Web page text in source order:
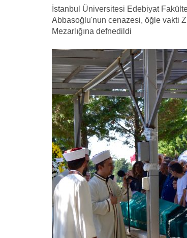
İstanbul Üniversitesi Edebiyat
Abbasoğlu'nun cenazesi, öğle vakti
Mezarlığına defnedildi